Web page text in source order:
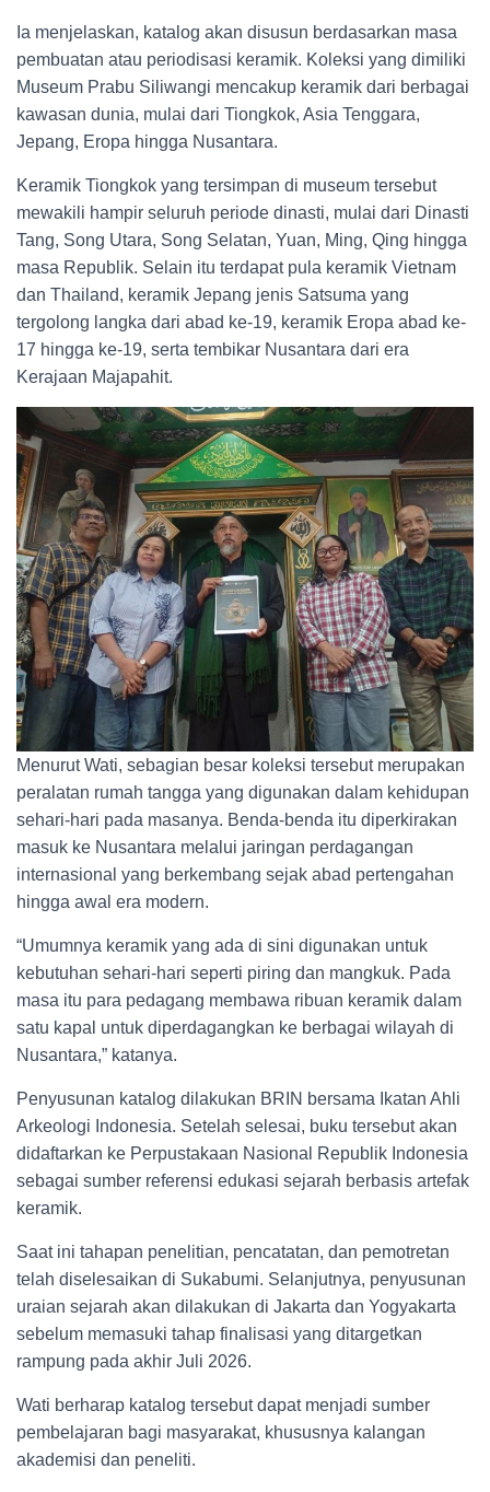
Ia menjelaskan, katalog akan disusun berdasarkan masa
pembuatan atau periodisasi keramik. Koleksi yang dimiliki
Museum Prabu Siliwangi mencakup keramik dari berbagai
kawasan dunia, mulai dari Tiongkok, Asia Tenggara,
Jepang, Eropa hingga Nusantara.
Keramik Tiongkok yang tersimpan di museum tersebut
mewakili hampir seluruh periode dinasti, mulai dari Dinasti
Tang, Song Utara, Song Selatan, Yuan, Ming, Qing hingga
masa Republik. Selain itu terdapat pula keramik Vietnam
dan Thailand, keramik Jepang jenis Satsuma yang
tergolong langka dari abad ke-19, keramik Eropa abad ke-
17 hingga ke-19, serta tembikar Nusantara dari era
Kerajaan Majapahit.
Menurut Wati, sebagian besar koleksi tersebut merupakan
peralatan rumah tangga yang digunakan dalam kehidupan
sehari-hari pada masanya. Benda-benda itu diperkirakan
masuk ke Nusantara melalui jaringan perdagangan
internasional yang berkembang sejak abad pertengahan
hingga awal era modern.
“Umumnya keramik yang ada di sini digunakan untuk
kebutuhan sehari-hari seperti piring dan mangkuk. Pada
masa itu para pedagang membawa ribuan keramik dalam
satu kapal untuk diperdagangkan ke berbagai wilayah di
Nusantara,” katanya.
Penyusunan katalog dilakukan BRIN bersama Ikatan Ahli
Arkeologi Indonesia. Setelah selesai, buku tersebut akan
didaftarkan ke Perpustakaan Nasional Republik Indonesia
sebagai sumber referensi edukasi sejarah berbasis artefak
keramik.
Saat ini tahapan penelitian, pencatatan, dan pemotretan
telah diselesaikan di Sukabumi. Selanjutnya, penyusunan
uraian sejarah akan dilakukan di Jakarta dan Yogyakarta
sebelum memasuki tahap finalisasi yang ditargetkan
rampung pada akhir Juli 2026.
Wati berharap katalog tersebut dapat menjadi sumber
pembelajaran bagi masyarakat, khususnya kalangan
akademisi dan peneliti.